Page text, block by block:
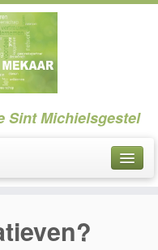
Sint Michielsgestel